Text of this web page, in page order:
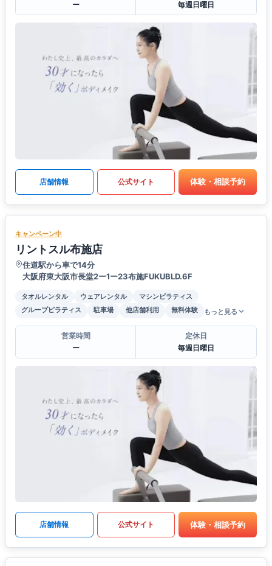
ー 毎週日曜日
店舗情報 公式サイト 体験・相談予約
キャンペーン中
リントスル布施店
住道駅から車で14分
大阪府東大阪市長堂2ー1ー23布施FUKUBLD.6F
タオルレンタル ウェアレンタル
マシンピラティス
グループピラティス
駐車場 他店舗利用 無料体験 もっと見る
営業時間
ー
定休日
毎週日曜日
店舗情報 公式サイト 体験・相談予約